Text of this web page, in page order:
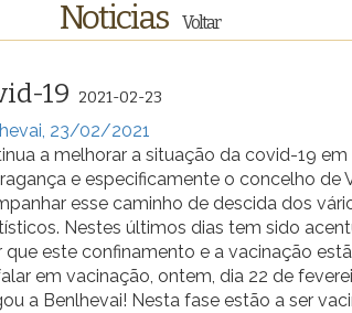
Noticias Voltar
19 2021-02-23
23/02/2021
a melhorar a situação da covid-19
e especificamente o concelho de
esse caminho de descida dos
Nestes últimos dias tem sido
que este confinamento e a vacinação
em vacinação, ontem, dia 22 de
a Benlhevai! Nesta fase estão a ser